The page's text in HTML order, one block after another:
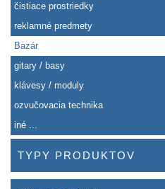
čistiace prostriedky
reklamné predmety
Bazár
gitary / basy
klávesy / moduly
ozvučovacia technika
iné ...
TYPY PRODUKTOV